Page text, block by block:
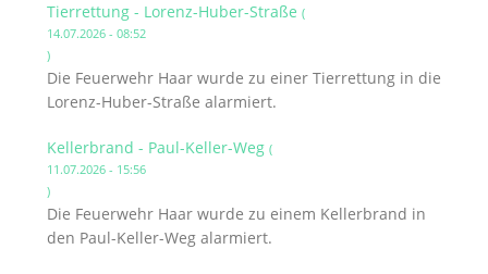
Tierrettung - Lorenz-Huber-Straße (
14.07.2026 - 08:52
)
Die Feuerwehr Haar wurde zu einer Tierrettung in die
Lorenz-Huber-Straße alarmiert.
Kellerbrand - Paul-Keller-Weg (
11.07.2026 - 15:56
)
Die Feuerwehr Haar wurde zu einem Kellerbrand in
den Paul-Keller-Weg alarmiert.